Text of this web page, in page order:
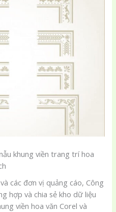
khung viền trang trí hoa
các đơn vị quảng cáo, Công
hợp và chia sẻ kho dữ liệu
viền hoa văn Corel và